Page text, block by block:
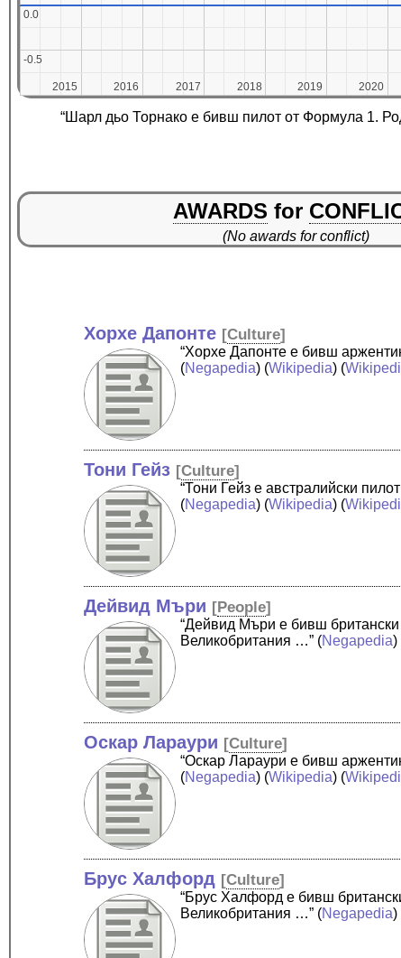
2015
2015 2016
2016 2017
2017 2018
2018 2019
2019 2020
2020
-0.5
-0.5
0.0
0.0
“Шарл дьо Торнако е бивш пилот от Формула 1.
AWARDS for
(No awards for conflict)
Хорхе Дапонте [Culture]
“Хорхе Дапонте е бивш
(Negapedia) (Wikipedia) (
Тони Гейз [Culture]
“Тони Гейз е австралийски
(Negapedia) (Wikipedia) (
Дейвид Мъри [People]
“Дейвид Мъри е бивш британски
Великобритания …” (Negapedia)
Оскар Лараури [Culture]
“Оскар Лараури е бивш
(Negapedia) (Wikipedia) (
Брус Халфорд [Culture]
“Брус Халфорд е бивш
Великобритания …” (Negapedia)